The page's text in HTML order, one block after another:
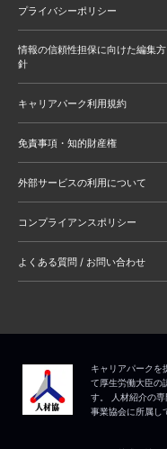
プライバシーポリシー
情報の信頼性担保に向けた編集方
針
キャリアパーク利用規約
免責事項・知的財産権
外部サービスの利用について
コンプライアンスポリシー
よくある質問 / お問い合わせ